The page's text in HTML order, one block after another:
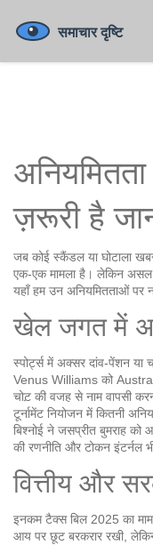
ज़रूरी है
जब कोई स्कैंडल या घोटाला
एक‑एक मामला है। लेकिन असल
यहाँ हम उन अनियमितताओं पर
खेल जगत में
स्पोर्ट्स में अक्सर दांव‑पेंशन
Venus Williams को
चोट़ की वजह से नाम वापसी
टूर्नामेंट नियोजन में कितनी
बिश्नोई ने जसप्रीत बुमराह को
की रणनीति और टोकन इंटर्नल
वित्तीय और
इनकम टैक्स बिल 2025 का
आय पर छूट बरकरार रखी,